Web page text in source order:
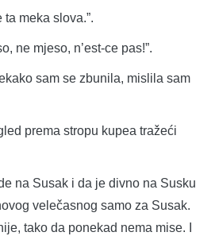
meka slova.”.
ne mjeso, n’est-ce pas!”.
sam se zbunila, mislila sam
prema stropu kupea tražeći
na Susak i da je divno na Susku
velečasnog samo za Susak.
tako da ponekad nema mise. I